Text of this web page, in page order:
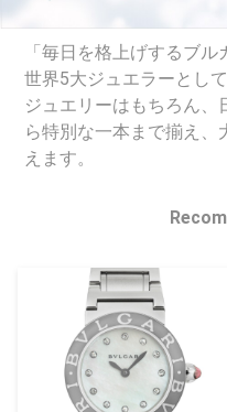
「毎日を格上げするブル
世界5大ジュエラーとし
ジュエリーはもちろん
ら特別な一本まで揃え、
えます。